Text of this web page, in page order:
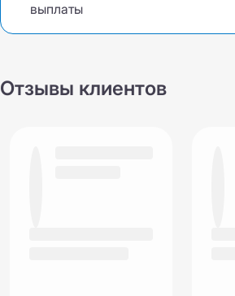
выплаты
Отзывы клиентов